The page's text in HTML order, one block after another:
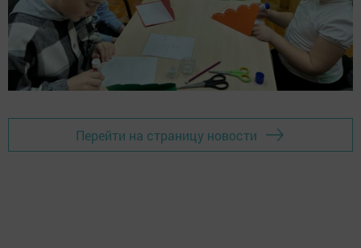
Перейти на страницу новости